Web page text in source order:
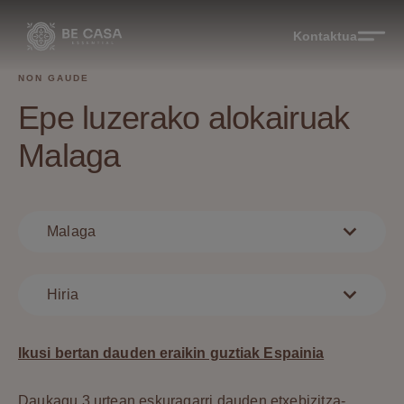
Kontaktua
NON GAUDE
Epe luzerako alokairuak
Malaga
Malaga
Hiria
Ikusi bertan dauden eraikin guztiak Espainia
Daukagu 3 urtean eskuragarri dauden etxebizitza-